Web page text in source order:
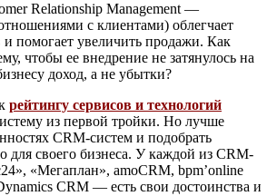
Relationship Management —
с клиентами) облегчает
и помогает увеличить продажи. Как
чтобы ее внедрение не затянулось на
доход, а не убытки?
рейтингу сервисов и технологий
из первой тройки. Но лучше
CRM-систем и подобрать
своего бизнеса. У каждой из CRM-
«Мегаплан», amoCRM, bpm’online
CRM — есть свои достоинства и